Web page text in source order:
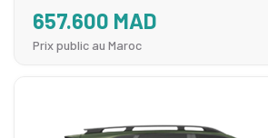
657.600 MAD
Prix public au Maroc